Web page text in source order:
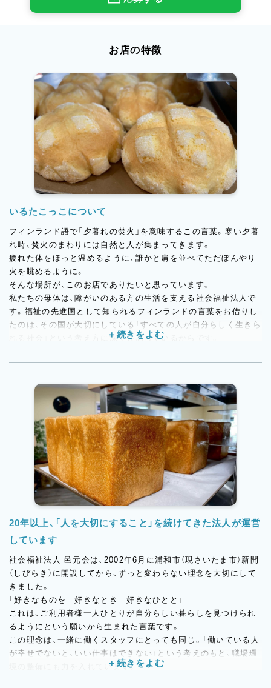
お店の特徴
いるたこっこについて
フィンランド語で「夕暮れの焚火」を意味するこの言葉。寒い夕暮
れ時、焚火のまわりには自然と人が集まってきます。
疲れた体をほっと温めるように、誰かと肩を並べてただぼんやり
火を眺めるように。
そんな場所が、このお店でありたいと思っています。
私たちの母体は、障がいのある方の生活を支える社会福祉法人で
す。福祉の先進国として知られるフィンランドの言葉をお借りし
たのは、その国が大切にしている「すべての人が自分らしく生きら
れる社会」という考え方に深く共感しているからです。
おいしいパンが並ぶあたたかなお店が、地域の人たちにとっての
そんな想いで、一つひとつのパンを丁寧に作り続けています。
あなたも一緒に、この場所をつくりませんか？
20年以上、「人を大切にすること」を続けてきた法人が運営
しています
社会福祉法人 邑元会は、2002年6月に浦和市（現さいたま市）新開
（しびらき）に開設してから、ずっと変わらない理念を大切にして
きました。
「好きなものを 好きなとき 好きなひとと」
これは、ご利用者様一人ひとりが自分らしい暮らしを見つけられ
るようにという願いから生まれた言葉です。
この理念は、一緒に働くスタッフにとっても同じ。「働いている人
が幸せでないと、いい仕事はできない」という考えのもと、職場環
境の整備にも力を入れています。